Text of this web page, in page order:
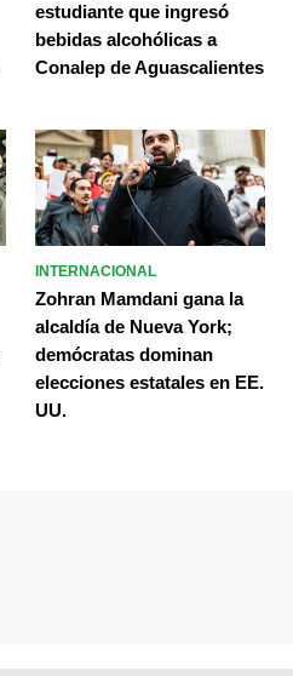
estudiante que ingresó
bebidas alcohólicas a
Conalep de Aguascalientes
INTERNACIONAL
Zohran Mamdani gana la
alcaldía de Nueva York;
demócratas dominan
elecciones estatales en EE.
UU.